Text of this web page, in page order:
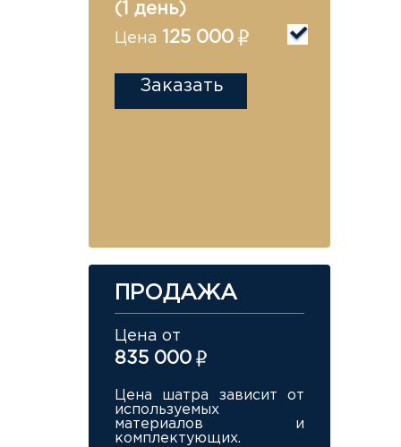
(1 день)
Цена 125 000
Заказать
ПРОДАЖА
Цена от
835 000
Цена шатра зависит от
используемых
материалов и
комплектующих.